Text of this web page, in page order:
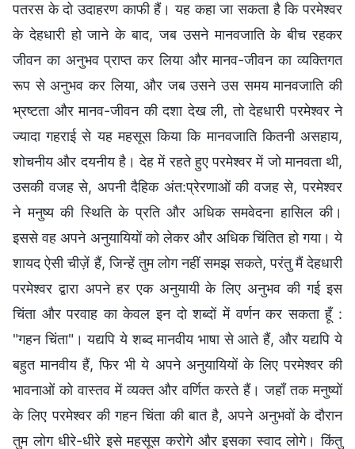
पतरस के दो उदाहरण काफी हैं। यह कहा जा सकता है कि परमेश्वर
के देहधारी हो जाने के बाद, जब उसने मानवजाति के बीच रहकर
जीवन का अनुभव प्राप्त कर लिया और मानव-जीवन का व्यक्तिगत
रूप से अनुभव कर लिया, और जब उसने उस समय मानवजाति की
भ्रष्टता और मानव-जीवन की दशा देख ली, तो देहधारी परमेश्वर ने
ज्यादा गहराई से यह महसूस किया कि मानवजाति कितनी असहाय,
शोचनीय और दयनीय है। देह में रहते हुए परमेश्वर में जो मानवता थी,
उसकी वजह से, अपनी दैहिक अंत:प्रेरणाओं की वजह से, परमेश्वर
ने मनुष्य की स्थिति के प्रति और अधिक समवेदना हासिल की।
इससे वह अपने अनुयायियों को लेकर और अधिक चिंतित हो गया। ये
शायद ऐसी चीज़ें हैं, जिन्हें तुम लोग नहीं समझ सकते, परंतु मैं देहधारी
परमेश्वर द्वारा अपने हर एक अनुयायी के लिए अनुभव की गई इस
चिंता और परवाह का केवल इन दो शब्दों में वर्णन कर सकता हूँ :
"गहन चिंता"। यद्यपि ये शब्द मानवीय भाषा से आते हैं, और यद्यपि ये
बहुत मानवीय हैं, फिर भी ये अपने अनुयायियों के लिए परमेश्वर की
भावनाओं को वास्तव में व्यक्त और वर्णित करते हैं। जहाँ तक मनुष्यों
के लिए परमेश्वर की गहन चिंता की बात है, अपने अनुभवों के दौरान
तुम लोग धीरे-धीरे इसे महसूस करोगे और इसका स्वाद लोगे। किंतु